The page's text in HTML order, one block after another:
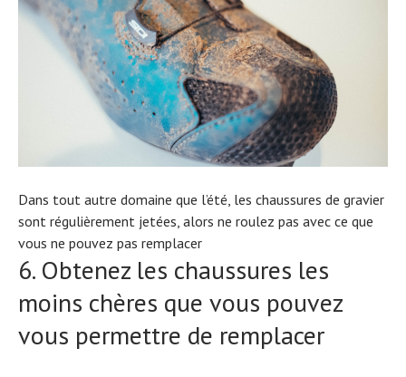
Dans tout autre domaine que l’été, les chaussures de gravier
sont régulièrement jetées, alors ne roulez pas avec ce que
vous ne pouvez pas remplacer
6. Obtenez les chaussures les
moins chères que vous pouvez
vous permettre de remplacer